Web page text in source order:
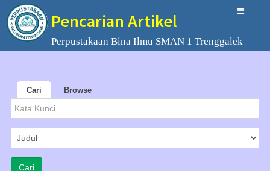
Pencarian Artikel
Perpustakaan Bina Ilmu SMAN 1 Trenggalek
Cari Browse